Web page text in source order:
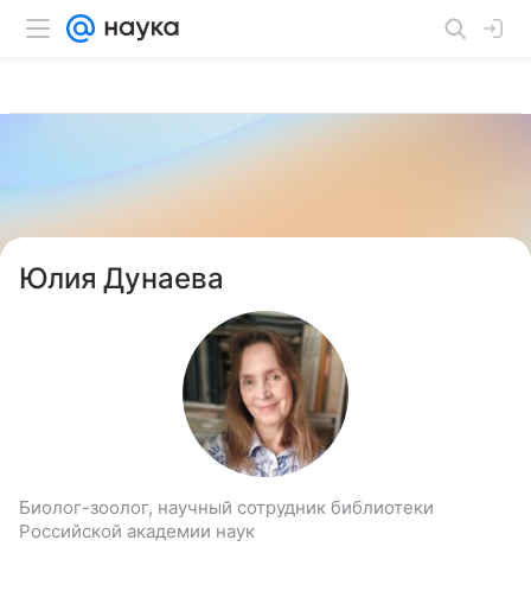
Юлия Дунаева
Биолог-зоолог, научный сотрудник библиотеки
Российской академии наук